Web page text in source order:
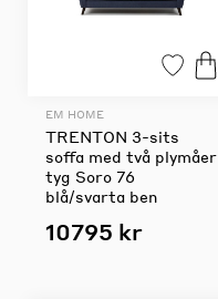
EM HOME
TRENTON 3-sits
soffa med två plymåer
tyg Soro 76
blå/svarta ben
10795 kr